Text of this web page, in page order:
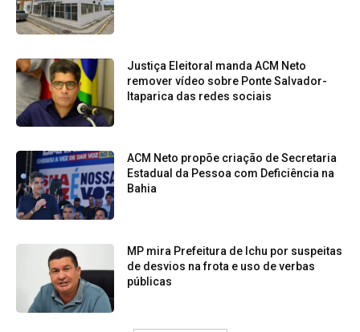
Justiça Eleitoral manda ACM Neto
remover vídeo sobre Ponte Salvador-
Itaparica das redes sociais
ACM Neto propõe criação de Secretaria
Estadual da Pessoa com Deficiência na
Bahia
MP mira Prefeitura de Ichu por suspeitas
de desvios na frota e uso de verbas
públicas